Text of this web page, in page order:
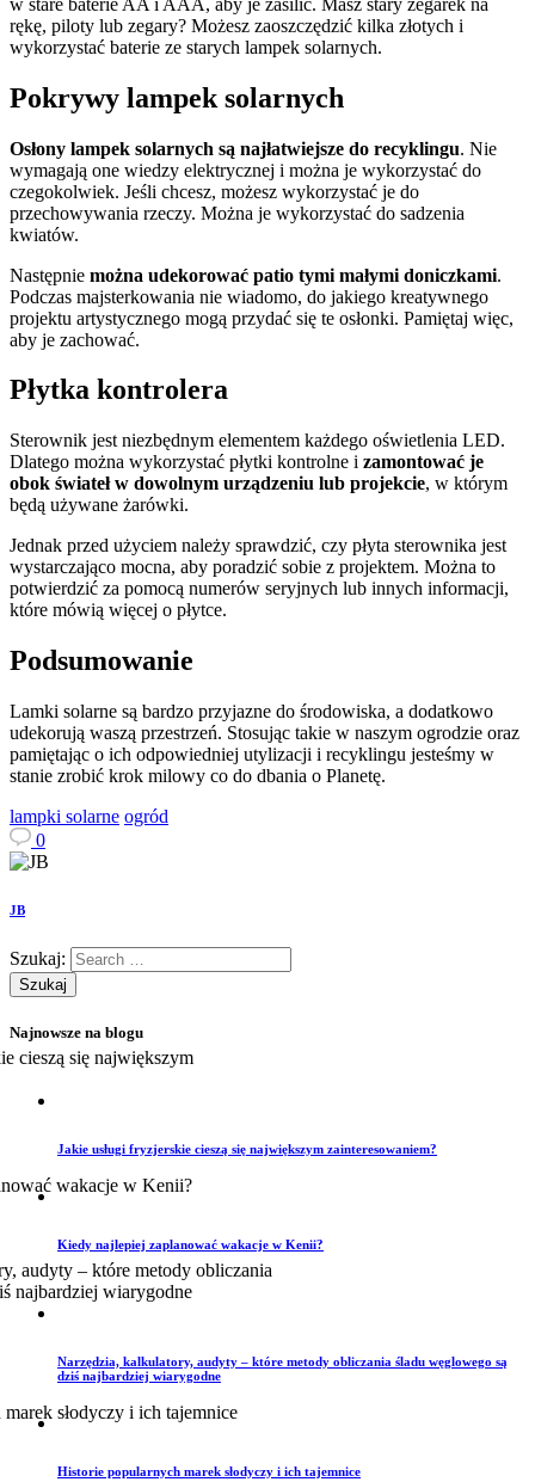
rękę, piloty lub zegary? Możesz zaoszczędzić kilka złotych i
wykorzystać baterie ze starych lampek solarnych.
Pokrywy lampek solarnych
Osłony lampek solarnych są najłatwiejsze do recyklingu. Nie
wymagają one wiedzy elektrycznej i można je wykorzystać do
czegokolwiek. Jeśli chcesz, możesz wykorzystać je do
przechowywania rzeczy. Można je wykorzystać do sadzenia
kwiatów.
Następnie można udekorować patio tymi małymi doniczkami.
Podczas majsterkowania nie wiadomo, do jakiego kreatywnego
projektu artystycznego mogą przydać się te osłonki. Pamiętaj więc,
aby je zachować.
Płytka kontrolera
Sterownik jest niezbędnym elementem każdego oświetlenia LED.
Dlatego można wykorzystać płytki kontrolne i zamontować je
obok świateł w dowolnym urządzeniu lub projekcie, w którym
będą używane żarówki.
Jednak przed użyciem należy sprawdzić, czy płyta sterownika jest
wystarczająco mocna, aby poradzić sobie z projektem. Można to
potwierdzić za pomocą numerów seryjnych lub innych informacji,
które mówią więcej o płytce.
Podsumowanie
Lamki solarne są bardzo przyjazne do środowiska, a dodatkowo
udekorują waszą przestrzeń. Stosując takie w naszym ogrodzie oraz
pamiętając o ich odpowiedniej utylizacji i recyklingu jesteśmy w
stanie zrobić krok milowy co do dbania o Planetę.
lampki solarne ogród
0
JB
Szukaj:
Najnowsze na blogu
Jakie usługi fryzjerskie cieszą się największym zainteresowaniem?
Kiedy najlepiej zaplanować wakacje w Kenii?
Narzędzia, kalkulatory, audyty – które metody obliczania śladu węglowego są
dziś najbardziej wiarygodne
Historie popularnych marek słodyczy i ich tajemnice